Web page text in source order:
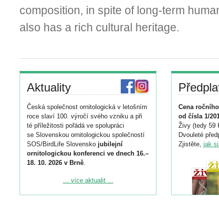
composition, in spite of long-term
also has a rich cultural heritage.
Aktuality
Česká společnost ornitologická v letošním
roce slaví 100. výročí svého vzniku a při
té příležitosti pořádá ve spolupráci
se Slovenskou ornitologickou společností
SOS/BirdLife Slovensko jubilejní
ornitologickou konferenci ve dnech 16.–
18. 10. 2026 v Brně.
Podrobnější informace ke konferenci
... více aktualit ...
Cena
od čísla 1/
Živy (tedy 59
Dvouleté
Zjistěte, jak